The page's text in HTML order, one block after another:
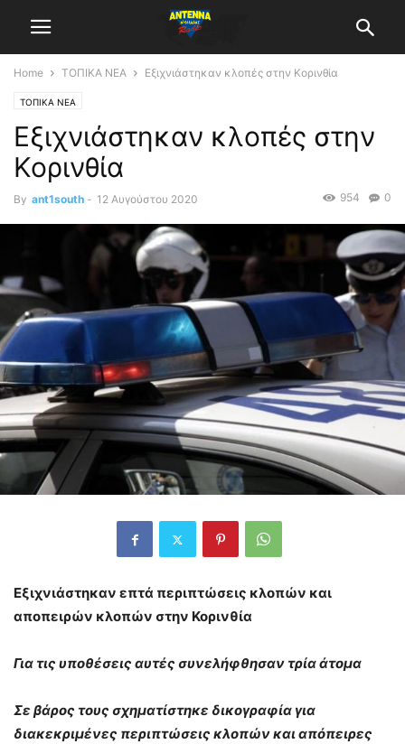
Home ΤΟΠΙΚΑ ΝΕΑ Εξιχνιάστηκαν κλοπές στην Κορινθία
ΤΟΠΙΚΑ ΝΕΑ
Εξιχνιάστηκαν κλοπές στην
Κορινθία
By ant1south - 12 Αυγούστου 2020 0
954
Εξιχνιάστηκαν επτά περιπτώσεις κλοπών και
αποπειρών κλοπών στην Κορινθία
Για τις υποθέσεις αυτές συνελήφθησαν τρία άτομα
Σε βάρος τους σχηματίστηκε δικογραφία για
διακεκριμένες περιπτώσεις κλοπών και απόπειρες